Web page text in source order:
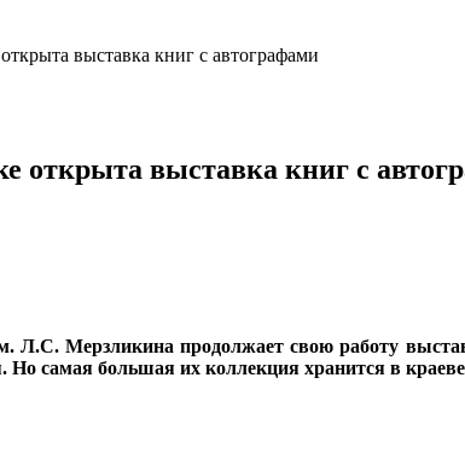
выставка книг с автографами
открыта выставка книг с
Л.С. Мерзликина продолжает свою работу
Но самая большая их коллекция хранится в